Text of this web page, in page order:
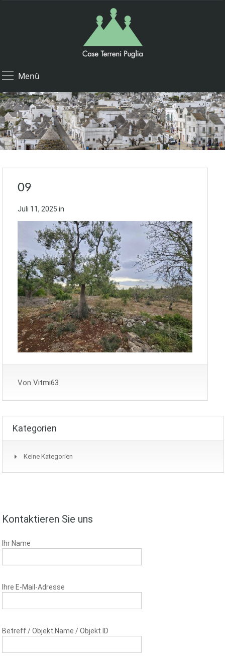
Menü
09
Juli 11, 2025 in
Von Vitmi63
Kategorien
Keine Kategorien
Kontaktieren Sie uns
Ihr Name
Ihre E-Mail-Adresse
Betreff / Objekt Name / Objekt ID